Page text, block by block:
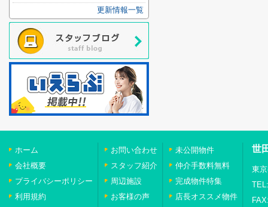
更新情報一覧
ホーム
会社概要
プライバシーポリシー
利用規約
お問い合わせ
スタッフ紹介
周辺施設
お客様の声
未公開物件
仲介手数料無料
完成物件特集
店長オススメ物件
世
東